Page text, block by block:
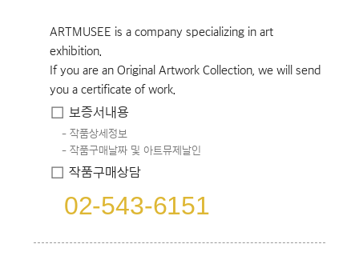
ARTMUSEE is a company specializing in art
exhibition.
If you are an Original Artwork Collection, we will send
you a certificate of work.
보증서내용
작품상세정보
작품구매날짜 및 아트뮤제날인
작품구매상담
02-543-6151